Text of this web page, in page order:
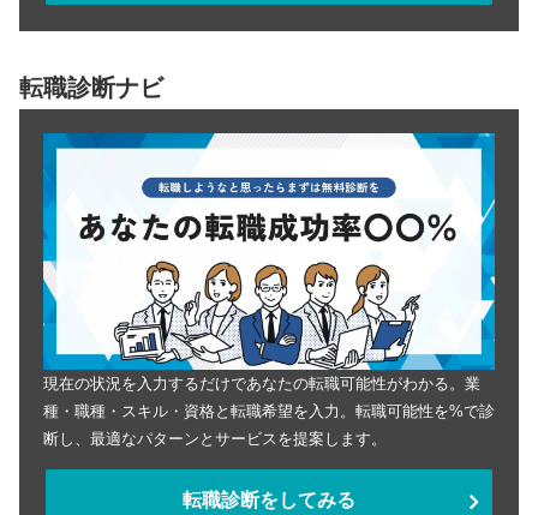
転職診断ナビ
現在の状況を入力するだけであなたの転職可能性がわかる。業
種・職種・スキル・資格と転職希望を入力。転職可能性を%で診
断し、最適なパターンとサービスを提案します。
転職診断をしてみる